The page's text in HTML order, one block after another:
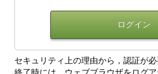
セキュリティ上の理由から，認証が